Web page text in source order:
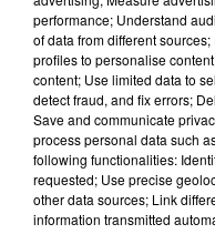
L'ours
Toison d'Or
Une
réalisation
par un artiste
Ours Pompon
performance; Understand
of data from different
profiles to personalise
content; Use limited data to
detect fraud, and fix errors;
Save and communicate
process personal data such
following functionalities:
requested; Use precise
other data sources; Link
information transmitted